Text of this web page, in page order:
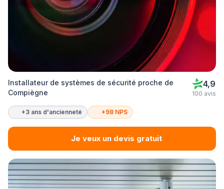
Installateur de systèmes de sécurité proche de
Compiègne
4,9
100 avis
+3 ans d'ancienneté +98 NPS
Je veux un devis gratuit